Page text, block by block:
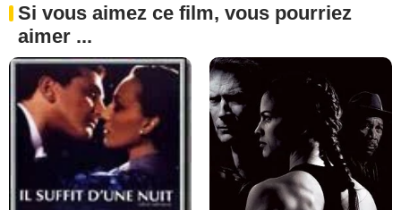
Si vous aimez ce film, vous pourriez
aimer ...